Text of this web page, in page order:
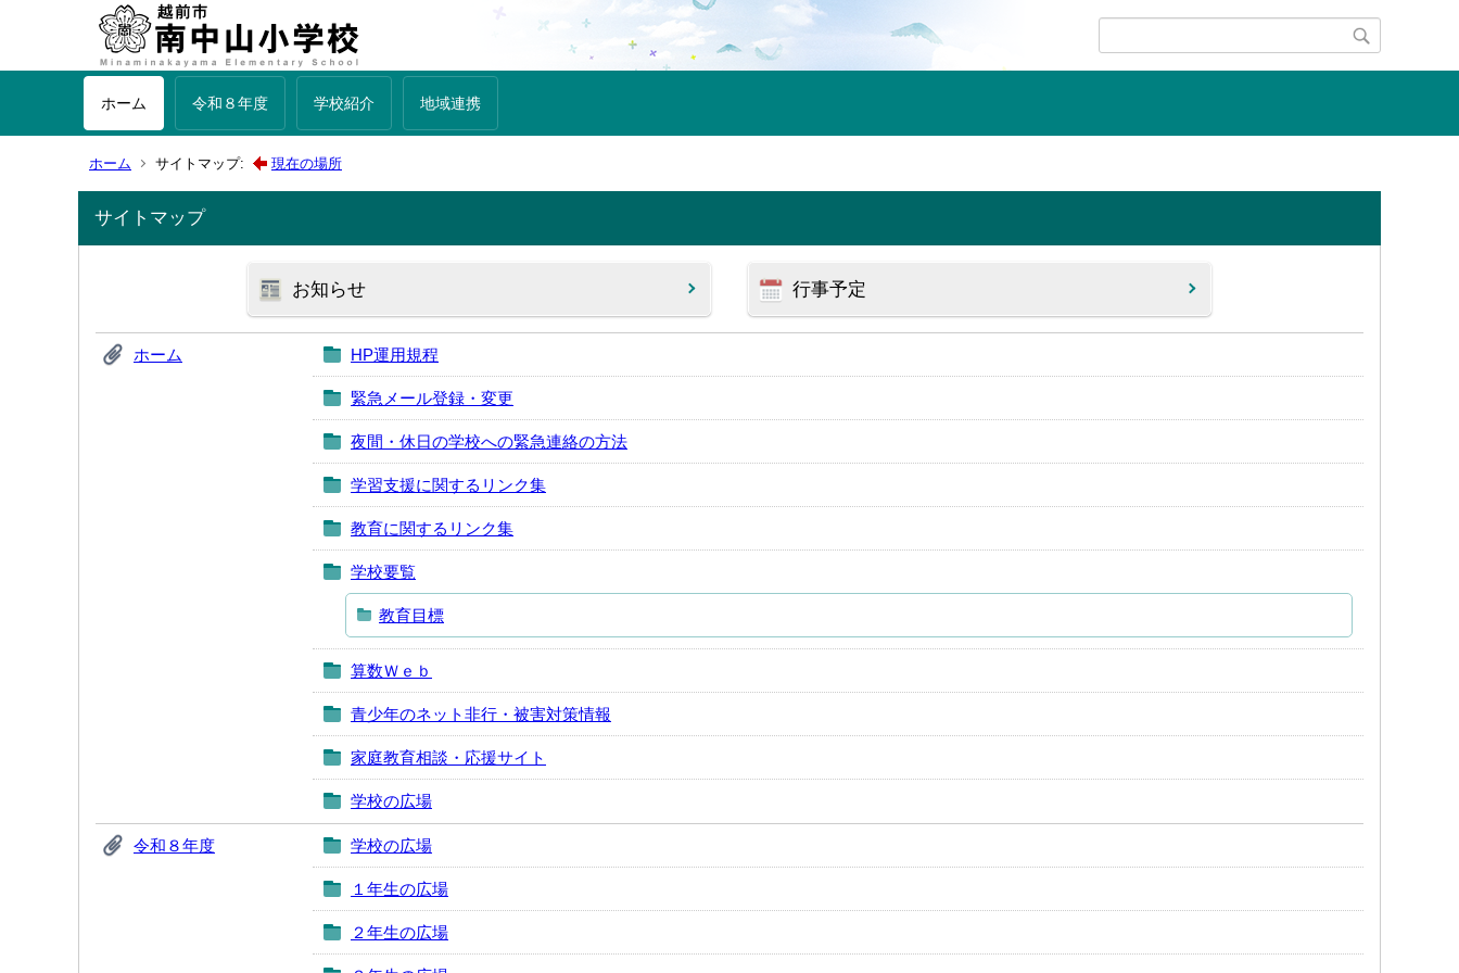
ホーム 令和８年度 学校紹介 地域連携
ホーム サイトマップ: 現在の場所
サイトマップ
お知らせ 行事予定
ホーム HP運用規程
緊急メール登録・変更
夜間・休日の学校への緊急連絡の方法
学習支援に関するリンク集
教育に関するリンク集
学校要覧
教育目標
算数Ｗｅｂ
青少年のネット非行・被害対策情報
家庭教育相談・応援サイト
学校の広場
令和８年度 学校の広場
１年生の広場
２年生の広場